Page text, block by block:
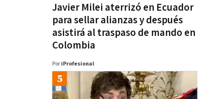
Javier Milei aterrizó en Ecuador
para sellar alianzas y después
asistirá al traspaso de mando en
Colombia
Por iProfesional